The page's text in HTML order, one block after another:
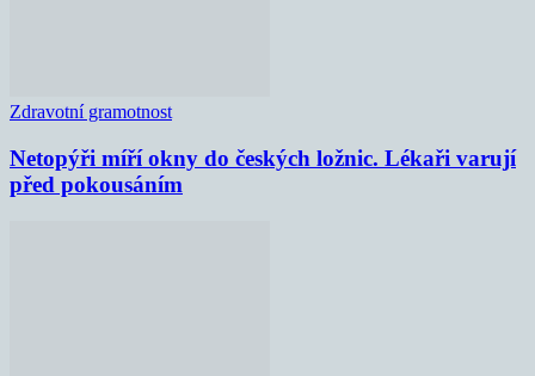
Zdravotní gramotnost
Netopýři míří okny do českých ložnic. Lékaři varují
před pokousáním